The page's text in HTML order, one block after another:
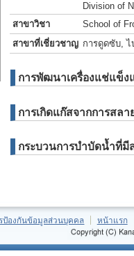
Division of
สาขาวิชา
School of
สาขาที่เชี่ยวชาญ การดูดซับ,
การพัฒนาเครื่องแช่แข็ง
การเกิดแก๊สจากการสล
กระบวนการบำบัดน้ำที่
ป้องกันข้อมูลส่วนบุคคล หน้าแรก